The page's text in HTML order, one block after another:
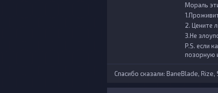
Мораль
2. Цените
3.Не
P.S. если
позорную
Спасибо сказали: BaneBlade, Rize,